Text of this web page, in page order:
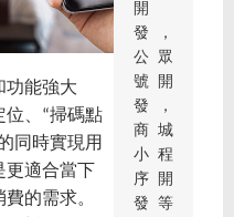
能強大
、“掃碼點
同時實現用
更適合當下
的需求。
開
發，
公眾
號開
發，
商城
小程
序開
發等